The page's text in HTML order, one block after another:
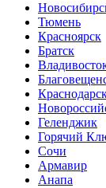
Тюмень
Красноярск
Братск
Геленджик
Горячий
Сочи
Армавир
Анапа